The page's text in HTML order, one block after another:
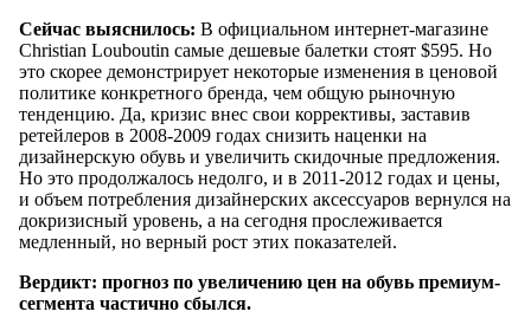
Сейчас выяснилось: В официальном интернет-магазине
Christian Louboutin самые дешевые балетки стоят $595. Но
это скорее демонстрирует некоторые изменения в ценовой
политике конкретного бренда, чем общую рыночную
тенденцию. Да, кризис внес свои коррективы, заставив
ретейлеров в 2008-2009 годах снизить наценки на
дизайнерскую обувь и увеличить скидочные предложения.
Но это продолжалось недолго, и в 2011-2012 годах и цены,
и объем потребления дизайнерских аксессуаров вернулся на
докризисный уровень, а на сегодня прослеживается
медленный, но верный рост этих показателей.
Вердикт: прогноз по увеличению цен на обувь премиум-
сегмента частично сбылся.